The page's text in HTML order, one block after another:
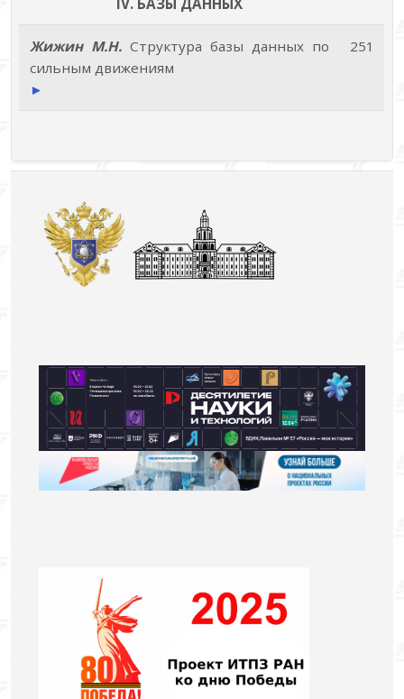
Жижин М.Н.Структура базы данных по
сильным движениям
►
251